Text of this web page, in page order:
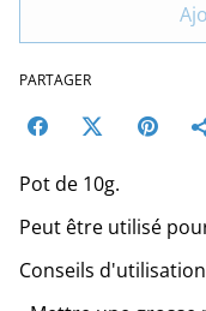
PARTAGER
Pot de 10g.
Peut être utilisé
Conseils